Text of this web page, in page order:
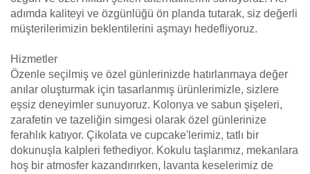
adımda kaliteyi ve özgünlüğü ön planda tutarak, siz değerli
müşterilerimizin beklentilerini aşmayı hedefliyoruz.
Hizmetler
Özenle seçilmiş ve özel günlerinizde hatırlanmaya değer
anılar oluşturmak için tasarlanmış ürünlerimizle, sizlere
eşsiz deneyimler sunuyoruz. Kolonya ve sabun şişeleri,
zarafetin ve tazeliğin simgesi olarak özel günlerinize
ferahlık katıyor. Çikolata ve cupcake'lerimiz, tatlı bir
dokunuşla kalpleri fethediyor. Kokulu taşlarımız, mekanlara
hoş bir atmosfer kazandırırken, lavanta keselerimiz de